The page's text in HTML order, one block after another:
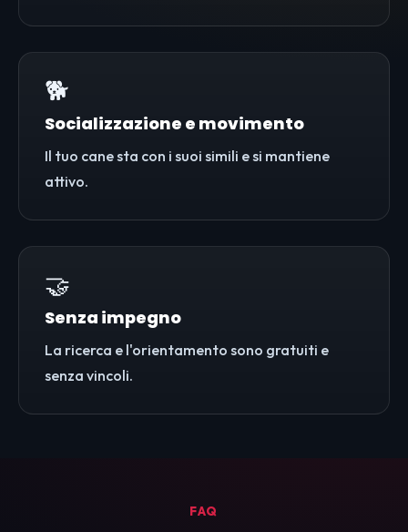
🐕
Socializzazione e movimento
Il tuo cane sta con i suoi simili e si mantiene
attivo.
🤝
Senza impegno
La ricerca e l'orientamento sono gratuiti e
senza vincoli.
FAQ